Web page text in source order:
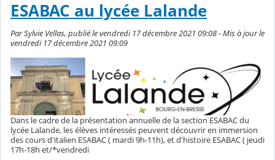
ESABAC au lycée Lalande
Par Sylvie Vellas, publié le vendredi 17 décembre 2021 09:08 - Mis à jour le
vendredi 17 décembre 2021 09:09
Dans le cadre de la présentation annuelle de la section ESABAC du
lycée Lalande, les élèves intéressés peuvent découvrir en immersion
des cours d'italien ESABAC ( mardi 9h-11h), et d'histoire ESABAC ( jeudi
17h-18h et/*vendredi